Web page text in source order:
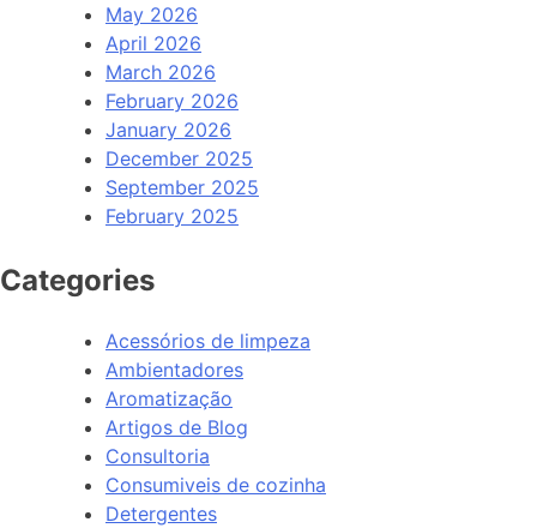
May 2026
April 2026
March 2026
February 2026
January 2026
December 2025
September 2025
February 2025
Categories
Acessórios de limpeza
Ambientadores
Aromatização
Artigos de Blog
Consultoria
Consumiveis de cozinha
Detergentes